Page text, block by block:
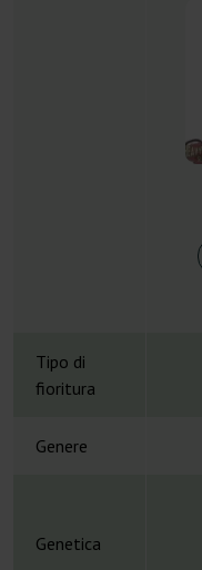
Tipo di
fioritura
Genere
Genetica